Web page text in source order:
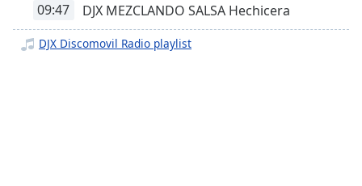
Descriptions
descriptions
09:47 DJX MEZCLANDO SALSA Hechicera
DJX Discomovil Radio playlist